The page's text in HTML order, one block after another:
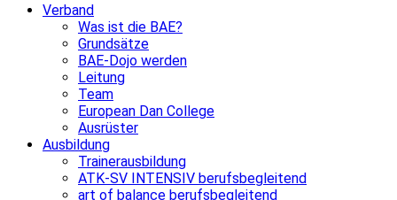
Verband
Was ist die BAE?
Grundsätze
BAE-Dojo werden
Leitung
Team
European Dan College
Ausrüster
Ausbildung
Trainerausbildung
ATK-SV INTENSIV berufsbegleitend
art of balance berufsbegleitend